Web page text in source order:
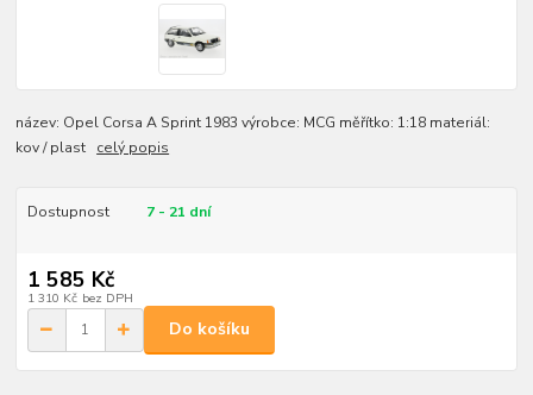
název: Opel Corsa A Sprint 1983 výrobce: MCG měřítko: 1:18 materiál:
kov / plast celý popis
Dostupnost 7 - 21 dní
1 585 Kč
1 310 Kč bez DPH
Do košíku